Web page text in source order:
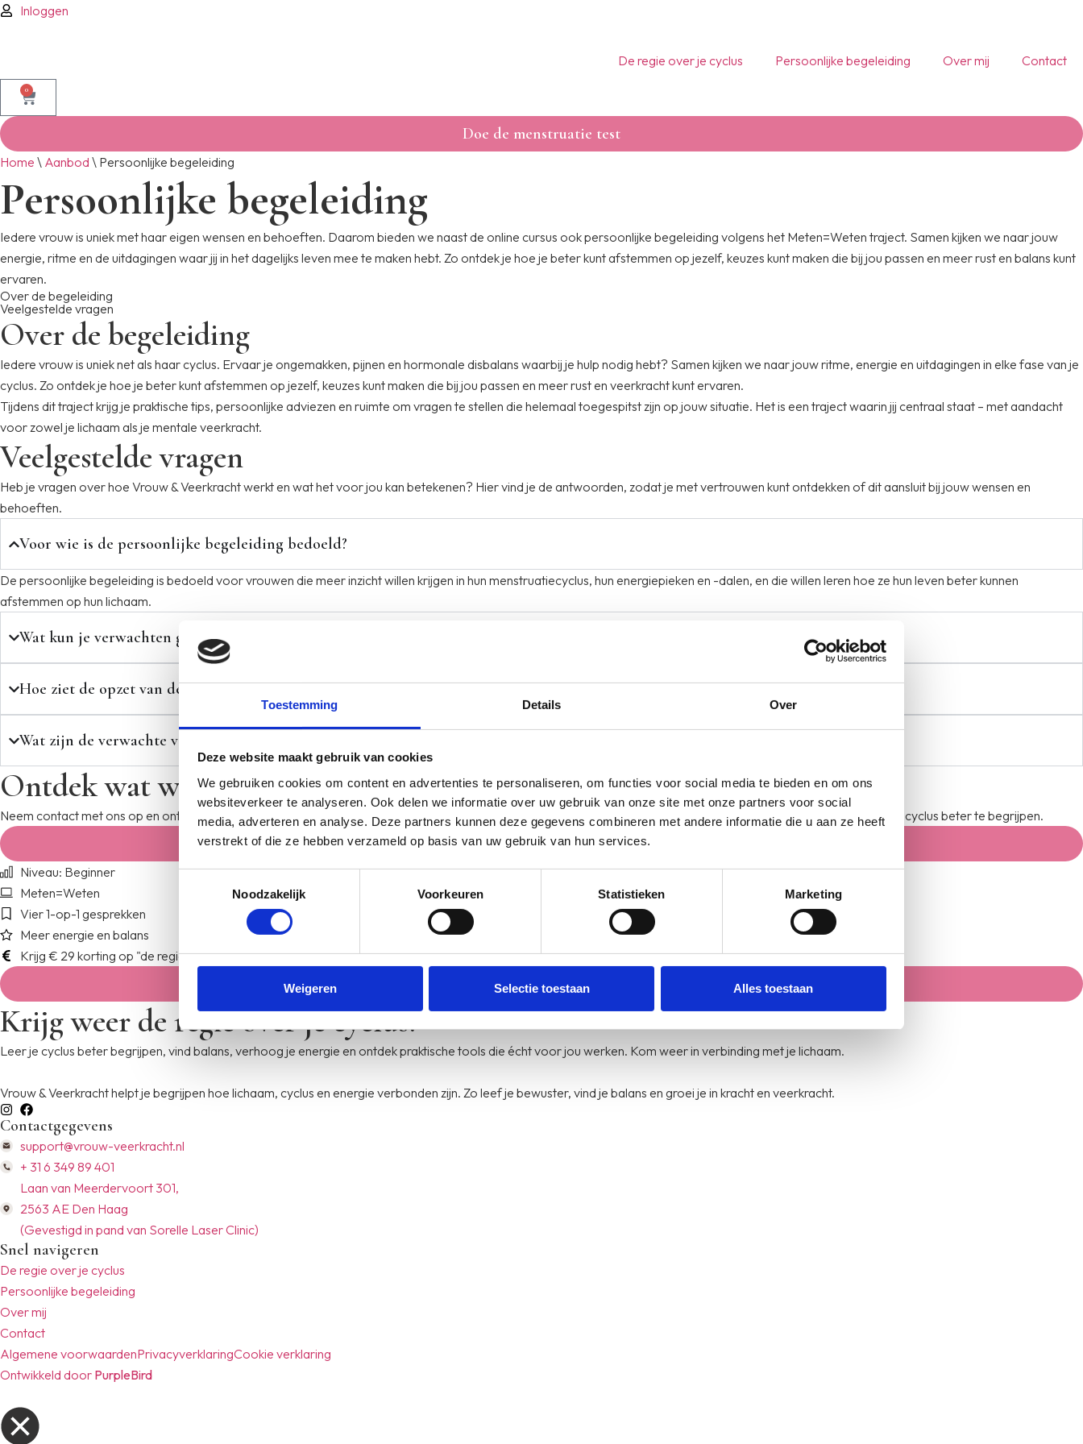
Toestemming Details Over
Deze website maakt gebruik van cookies
We gebruiken cookies om content en advertenties te personaliseren, om functies voor social media te bieden en om ons
websiteverkeer te analyseren. Ook delen we informatie over uw gebruik van onze site met onze partners voor social
media, adverteren en analyse. Deze partners kunnen deze gegevens combineren met andere informatie die u aan ze heeft
verstrekt of die ze hebben verzameld op basis van uw gebruik van hun services.
Noodzakelijk
Voorkeuren Statistieken Marketing
Weigeren Selectie toestaan Alles toestaan
Inloggen
De regie over je cyclus Persoonlijke begeleiding Over mij Contact
0
Doe de menstruatie test
Home \ Aanbod \ Persoonlijke begeleiding
Persoonlijke begeleiding
Iedere vrouw is uniek met haar eigen wensen en behoeften. Daarom bieden we naast de online cursus ook persoonlijke begeleiding volgens het Meten=Weten traject. Samen kijken we naar jouw
energie, ritme en de uitdagingen waar jij in het dagelijks leven mee te maken hebt. Zo ontdek je hoe je beter kunt afstemmen op jezelf, keuzes kunt maken die bij jou passen en meer rust en balans kunt
ervaren.
Over de begeleiding
Veelgestelde vragen
Over de begeleiding
Iedere vrouw is uniek net als haar cyclus. Ervaar je ongemakken, pijnen en hormonale disbalans waarbij je hulp nodig hebt? Samen kijken we naar jouw ritme, energie en uitdagingen in elke fase van je
cyclus. Zo ontdek je hoe je beter kunt afstemmen op jezelf, keuzes kunt maken die bij jou passen en meer rust en veerkracht kunt ervaren.
Tijdens dit traject krijg je praktische tips, persoonlijke adviezen en ruimte om vragen te stellen die helemaal toegespitst zijn op jouw situatie. Het is een traject waarin jij centraal staat – met aandacht
voor zowel je lichaam als je mentale veerkracht.
Veelgestelde vragen
Heb je vragen over hoe Vrouw & Veerkracht werkt en wat het voor jou kan betekenen? Hier vind je de antwoorden, zodat je met vertrouwen kunt ontdekken of dit aansluit bij jouw wensen en
behoeften.
Voor wie is de persoonlijke begeleiding bedoeld?
De persoonlijke begeleiding is bedoeld voor vrouwen die meer inzicht willen krijgen in hun menstruatiecyclus, hun energiepieken en -dalen, en die willen leren hoe ze hun leven beter kunnen
afstemmen op hun lichaam.
Wat kun je verwachten gedurende de begeleiding?
Hoe ziet de opzet van de begeleiding eruit?
Wat zijn de verwachte voordelen of uitkomsten van deze begeleiding?
Ontdek wat werkt voor jou
Neem contact met ons op en ontdek hoe persoonlijke begeleiding jou kan helpen meer balans en energie te ervaren. Samen kijken we naar wat jij nodig hebt om jouw cyclus beter te begrijpen.
Aanmelden
Niveau: Beginner
Meten=Weten
Vier 1-op-1 gesprekken
Meer energie en balans
Krijg € 29 korting op "de regie over je cyclus"
Aanmelden
Krijg weer de regie over je cyclus!
Leer je cyclus beter begrijpen, vind balans, verhoog je energie en ontdek praktische tools die écht voor jou werken. Kom weer in verbinding met je lichaam.
Vrouw & Veerkracht helpt je begrijpen hoe lichaam, cyclus en energie verbonden zijn. Zo leef je bewuster, vind je balans en groei je in kracht en veerkracht.
Contactgegevens
support@vrouw-veerkracht.nl
+ 31 6 349 89 401
Laan van Meerdervoort 301,
2563 AE Den Haag
(Gevestigd in pand van Sorelle Laser Clinic)
Snel navigeren
De regie over je cyclus
Persoonlijke begeleiding
Over mij
Contact
Algemene voorwaardenPrivacyverklaringCookie verklaring
Ontwikkeld door PurpleBird